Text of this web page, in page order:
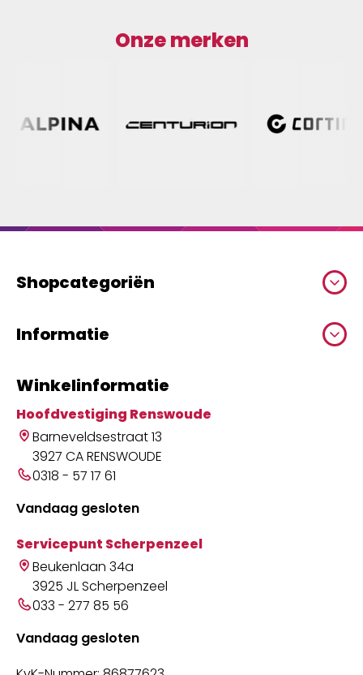
Onze merken
Shopcategoriën
Informatie
Winkelinformatie
Hoofdvestiging Renswoude
Barneveldsestraat 13
3927 CA RENSWOUDE
0318 - 57 17 61
Vandaag gesloten
Servicepunt Scherpenzeel
Beukenlaan 34a
3925 JL Scherpenzeel
033 - 277 85 56
Vandaag gesloten